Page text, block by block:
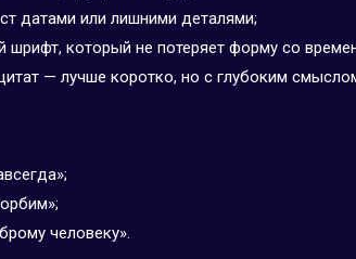
датами или лишними деталями;
шрифт, который не потеряет форму со
— лучше коротко, но с глубоким
человеку».